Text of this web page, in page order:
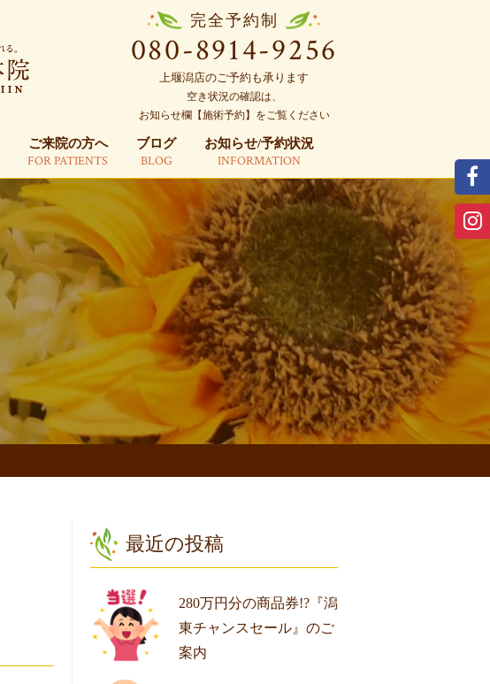
完全予約制
080-8914-9256
上堰潟店のご予約も承ります
空き状況の確認は、
お知らせ欄【施術予約】をご覧ください
ご来院の方へ
FOR PATIENTS
ブログ
BLOG
お知らせ/予約状況
INFORMATION
ブログ
BLOG
お知らせ/予約状況
INFORMATION
最近の投稿
280万円分の商品券!?『潟
東チャンスセール』のご
案内